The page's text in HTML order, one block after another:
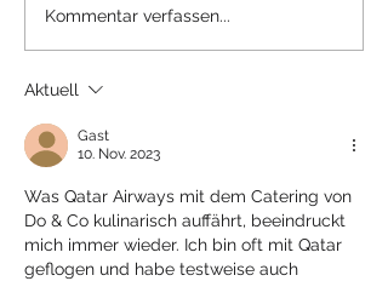
Update: Qatar Airways
Privilege Club - Die
Kommentar verfassen...
Aktuell
Gast
10. Nov. 2023
Was Qatar Airways mit dem Catering von
Do & Co kulinarisch auffährt, beeindruckt
mich immer wieder. Ich bin oft mit Qatar
geflogen und habe testweise auch